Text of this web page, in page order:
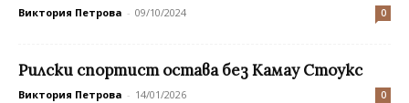
Виктория Петрова - 09/10/2024 0
Рилски спортист остава без Камау Стоукс
Виктория Петрова - 14/01/2026 0